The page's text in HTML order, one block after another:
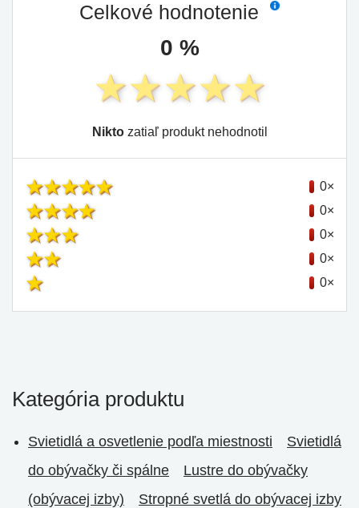
Celkové hodnotenie
0 %
Niktozatiaľ produkt nehodnotil
0×
0×
0×
0×
0×
Kategória produktu
Svietidlá a osvetlenie podľa miestnosti
Svietidlá
do obývačky či spálne
Lustre do obývačky
(obývacej izby)
Stropné svetlá do obývacej izby